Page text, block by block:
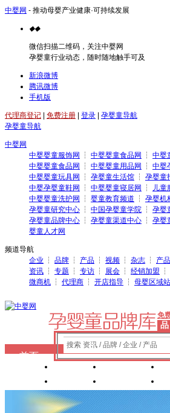
中婴网 - 推动母婴产业健康·可持续发展
◆◆
微信扫描二维码，关注中婴网
孕婴童行业动态，随时随地触手可及
新浪微博
腾讯微博
手机版
代理商登记 免费注册 登录
孕婴童导航
孕婴童导航
中婴网
中婴婴童服饰网
┆ 中婴婴童食品网 ┆ 中婴
中婴婴童食品网
┆ 中婴婴童用品网 ┆ 中婴
中婴婴童玩具网
┆ 孕婴童生活馆 ┆ 孕婴童
中婴孕婴童鞋网
┆ 中婴婴童寝居网 ┆
儿童
中婴婴童洗护网
┆ 婴童教育频道 ┆ 孕婴机
孕婴童研究中心 ┆ 中国孕婴童学院 ┆ 孕婴
孕婴童品牌中心 ┆ 孕婴童渠道中心 ┆ 孕婴
婴童人才网
频道导航
企业 ┆ 品牌 ┆ 产品 ┆ 视频 ┆ 杂志 ┆ 产
资讯 ┆ 专题 ┆ 专访 ┆ 展会 ┆ 经销加盟 ┆
微商机 ┆ 代理商 ┆ 开店指导 ┆ 母婴区域站
免
搜索 资讯 / 品牌 / 企业 / 产品
首页